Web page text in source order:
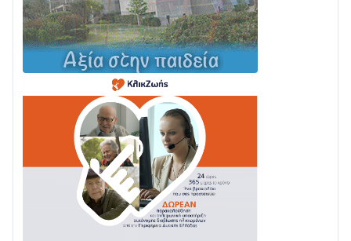
Σε φουλ ρυθμούς το τμήμα Βόνιτσα – Άγιος Νικόλαος
| Αυτοψία Καββαδά
03/08 • 11:11
Με Αρχιερατική Λαμπρότητα η Πανήγυρη της
Μεταμορφώσεως του Σωτήρος στο Γολέμι
03/08 • 07:45
Ενισχύεται η Πολιτική Προστασία στο Δήμο Αγρινίου
με δύο νέα υδροφόρα οχήματα
02/08 • 18:26
Διαβάστε την «Ναυπακτία» που κυκλοφορεί
31/07 • 08:16